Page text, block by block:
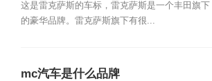
这是雷克萨斯的车标，雷克萨斯是一个丰田旗下
的豪华品牌。雷克萨斯旗下有很...
mc汽车是什么品牌